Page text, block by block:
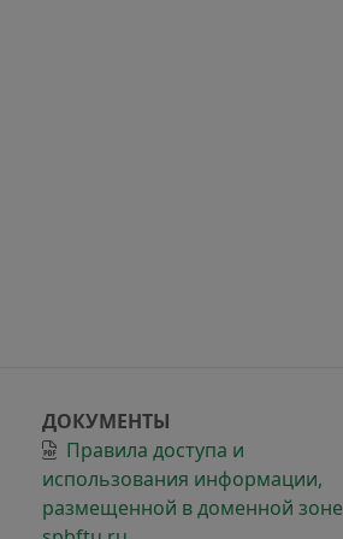
ДОКУМЕНТЫ
Правила доступа и
использования информации,
размещенной в доменной зоне